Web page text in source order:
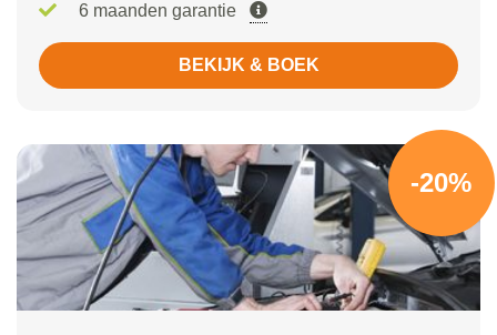
6 maanden garantie
BEKIJK & BOEK
-20%